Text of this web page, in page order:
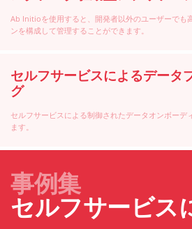
Ab Initioを使用すると、開発者以外のユーザーでも
ンを構成して管理することができます。
セルフサービスによるデータ
グ
セルフサービスによる制御されたデータオンボーデ
ます。
事例集
セルフサービス